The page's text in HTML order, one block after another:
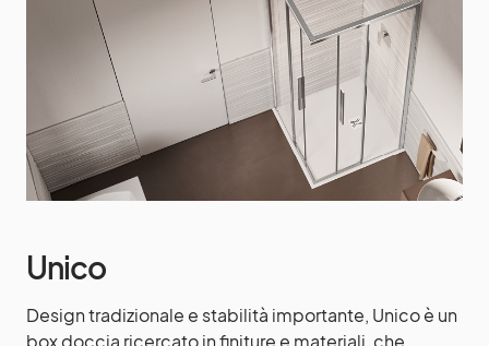
Unico
Design tradizionale e stabilità importante, Unico è un
box doccia ricercato in finiture e materiali, che